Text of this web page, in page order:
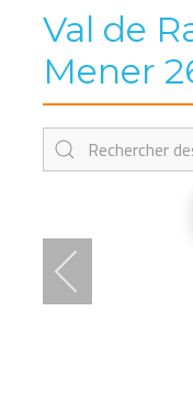
Val de
Mener